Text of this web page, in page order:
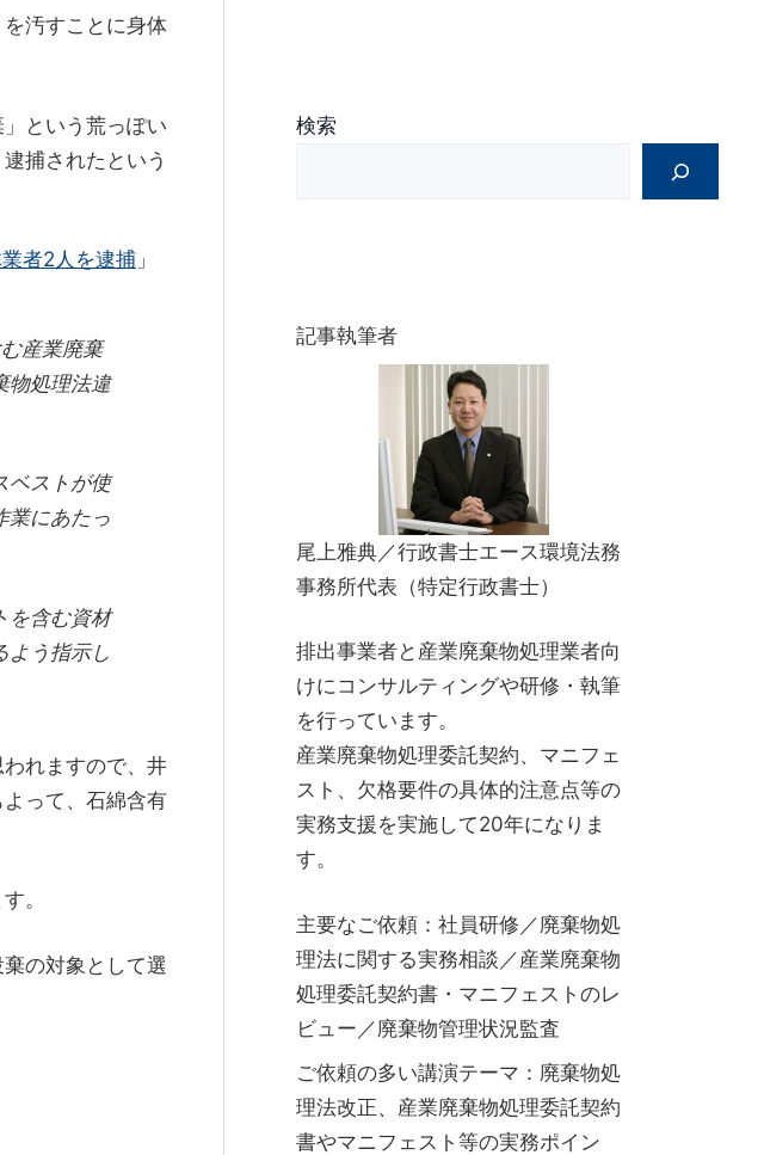
汚すことに身体
という荒っぽい
捕されたという
者2人を逮捕 」
産業廃棄
物処理法違
ベストが使
業にあたっ
を含む資材
よう指示し
れますので、井
って、石綿含有
。
の対象として選
検索
記事執筆者
尾上雅典／行政書士エース環境法務
事務所代表（特定行政書士）
排出事業者と産業廃棄物処理業者向
けにコンサルティングや研修・執筆
を行っています。
産業廃棄物処理委託契約、マニフェ
スト、欠格要件の具体的注意点等の
実務支援を実施して20年になりま
す。
主要なご依頼：社員研修／廃棄物処
理法に関する実務相談／産業廃棄物
処理委託契約書・マニフェストのレ
ビュー／廃棄物管理状況監査
ご依頼の多い講演テーマ：廃棄物処
理法改正、産業廃棄物処理委託契約
書やマニフェスト等の実務ポイン